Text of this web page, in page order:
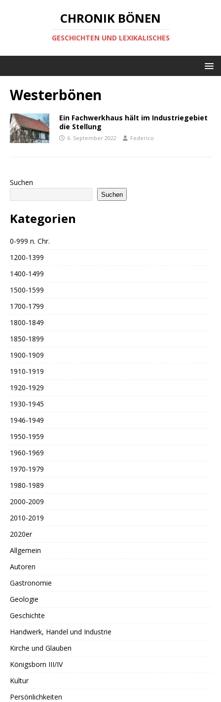
CHRONIK BÖNEN
GESCHICHTEN UND LEXIKALISCHES
Westerbönen
Ein Fachwerkhaus hält im Industriegebiet
die Stellung
6. September 2022 Federico
Suchen
Suchen
Kategorien
0-999 n. Chr.
1200-1399
1400-1499
1500-1599
1700-1799
1800-1849
1850-1899
1900-1909
1910-1919
1920-1929
1930-1945
1946-1949
1950-1959
1960-1969
1970-1979
1980-1989
2000-2009
2010-2019
2020er
Allgemein
Autoren
Gastronomie
Geologie
Geschichte
Handwerk, Handel und Industrie
Kirche und Glauben
Königsborn III/IV
Kultur
Persönlichkeiten